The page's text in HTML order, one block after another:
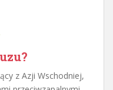
z Azji Wschodniej,